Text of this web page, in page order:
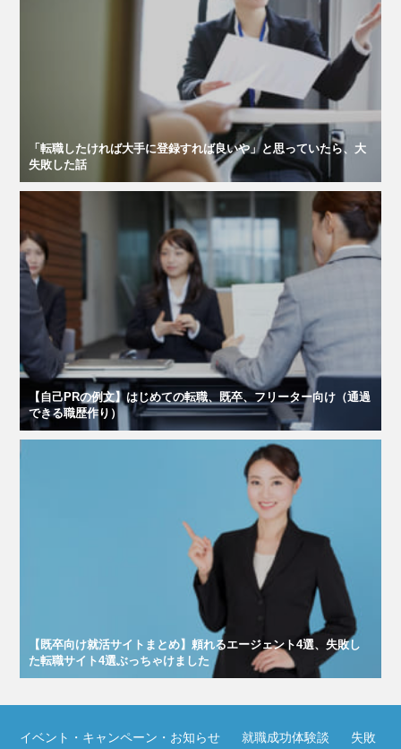
「転職したければ大手に登録すれば良いや」と思っていたら、大
失敗した話
【自己PRの例文】はじめての転職、既卒、フリーター向け（通過
できる職歴作り）
【既卒向け就活サイトまとめ】頼れるエージェント4選、失敗し
た転職サイト4選ぶっちゃけました
イベント・キャンペーン・お知らせ 就職成功体験談 失敗